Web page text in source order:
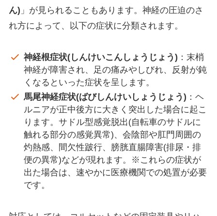
ん) 」が見られることもあります。神経の圧迫のさ
れ方によって、以下の症状に分類されます。
神経根症状(しんけいこんしょうじょう) ：末梢
神経が障害され、足の痛みやしびれ、反射が鈍
くなるといった症状を呈します。
馬尾神経症状(ばびしんけいしょうじょう) ：ヘ
ルニアが正中後方に大きく突出した場合に起こ
ります。サドル型感覚脱出(自転車のサドルに
触れる部分の感覚異常)、会陰部や肛門周囲の
灼熱感、間欠性跛行、膀胱直腸障害(排尿・排
便の異常)などが現れます。※これらの症状が
出た場合は、速やかに医療機関での処置が必要
です。